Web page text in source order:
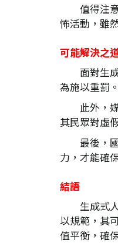
值得注
怖活動，雖
可能解決之
面對生
為施以重罰
此外，
其民眾對虛
最後，
力，才能確
結語
生成式
以規範，其
值平衡，確